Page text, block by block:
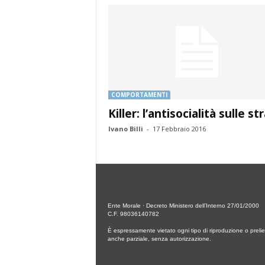
COMPORTAMENTI
Killer: l’antisocialità sulle
Ivano Billi - 17 Febbraio 2016
Ente Morale · Decreto Ministero dell’Interno 27/01/2000
C.F. 98036140782
È espressamente vietato ogni tipo di riproduzione o
anche parziale, senza autorizzazione.